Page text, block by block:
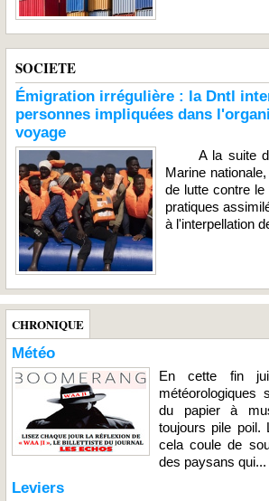
SOCIETE
Émigration irrégulière : la Dntl
personnes impliquées dans
voyage
A la suite
Marine
de lutte contre
pratiques
à l'interpellation
CHRONIQUE
Météo
En cette fin
météorologiques
du papier à
toujours pile poil.
cela coule de
des paysans qui...
Leviers